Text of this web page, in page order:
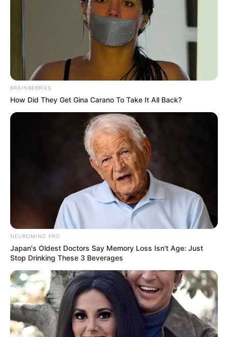
ดูดวง
รีเช็ค! ดวงความรักชาว 12
ราศี ก่อนเข้าสู่เดือนแห่ง
เทศกาลตรุษจีนผ่านพ้นไป ก็เข้าสู่เดือนแห่งความรักอย่างกุมภาพันธ์
ซึ่งกำลังจะมาถึงในอีกไม่กี่วัน สัปดาห์นี้ MThai ขอพาชาว 12 ราศี ไป
เช็กดวงความรักในช่วงสัปดาห์ปลายเดือนมกราคมกัน ว่าดวงความรัก
ของคุณเป็นอย่างไรกันบ้าง จากคำทำนายของ อ.มิก พชร ทูตเทวะ ไป
ดูกันค่ะ
Home/ดูดวง/ รีเช็ค! ดวงความรักชาว 12 ราศี ก่อนเข้าสู่เดือนแห่งความ
รัก
ดูดวง|
24 ม.ค. 2023
แบ่งปัน
BRAINBERRIES
How Did They Get Gina Carano To Take It All Back?
NEUROMIND PRO
Japan's Oldest Doctors Say Memory Loss Isn't Age: Just
Stop Drinking These 3 Beverages